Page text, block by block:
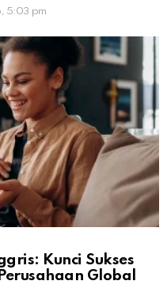
5:03 pm
Kunci Sukses
Global